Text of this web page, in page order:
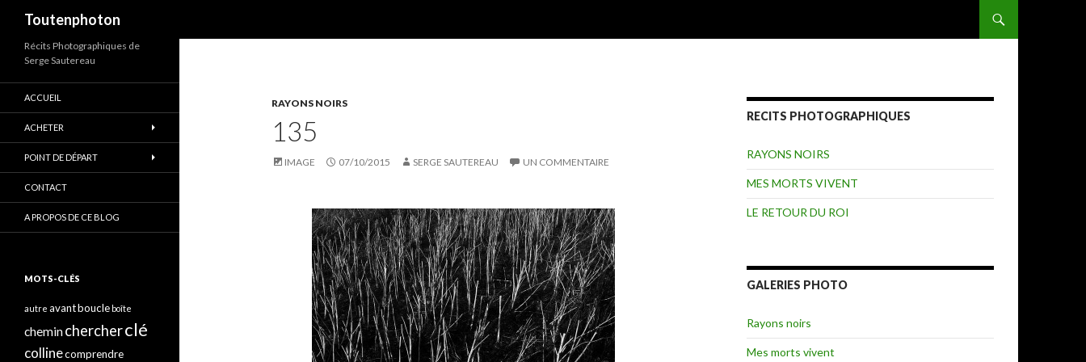
Toutenphoton
RAYONS NOIRS
135
IMAGE 07/10/2015 SERGE SAUTEREAU UN COMMENTAIRE
RECITS PHOTOGRAPHIQUES
RAYONS NOIRS
MES MORTS VIVENT
LE RETOUR DU ROI
GALERIES PHOTO
Rayons noirs
Mes morts vivent
Récits Photographiques de
Serge Sautereau
ACCUEIL
ACHETER
POINT DE DÉPART
CONTACT
A PROPOS DE CE BLOG
MOTS-CLÉS
autre avantboucle boîte
cheminchercherclé
collinecomprendre